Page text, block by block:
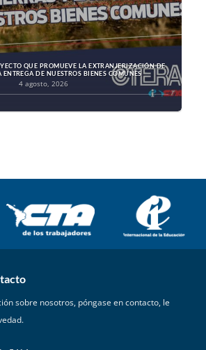
QUE PROMUEVE LA EXTRANJERIZACIÓN DE
ENTREGA DE NUESTROS BIENES COMUNES
4 agosto, 2026
sobre nosotros, póngase en contacto, le